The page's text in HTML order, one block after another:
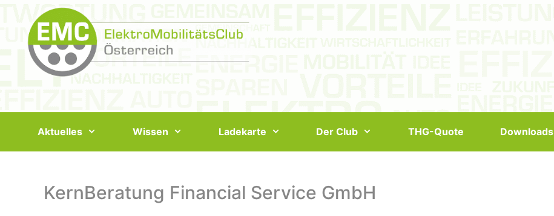
Aktuelles Wissen Ladekarte Der Club THG-Quote Downloads
KernBeratung Financial Service GmbH